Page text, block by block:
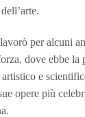
per alcuni
dove ebbe la
e
opere più